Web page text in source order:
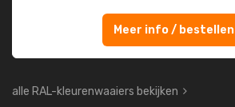
Meer info / bestellen
alle RAL-kleurenwaaiers bekijken